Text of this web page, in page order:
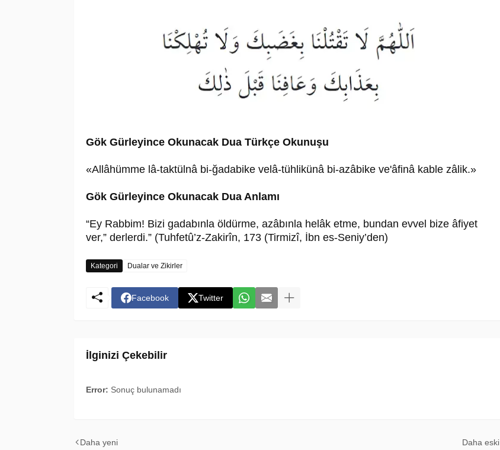
Gök Gürleyince Okunacak Dua Türkçe Okunuşu
«Allâhümme lâ-taktülnâ bi-ğadabike velâ-tühlikünâ bi-azâbike ve'âfinâ kable zâlik.»
Gök Gürleyince Okunacak Dua Anlamı
“Ey Rabbim! Bizi gadabınla öldürme, azâbınla helâk etme, bundan evvel bize âfiyet
ver,” derlerdi.” (Tuhfetû’z-Zakirîn, 173 (Tirmizî, İbn es-Seniy’den)
Kategori Dualar ve Zikirler
Facebook Twitter
İlginizi Çekebilir
Error: Sonuç bulunamadı
Daha yeni Daha eski